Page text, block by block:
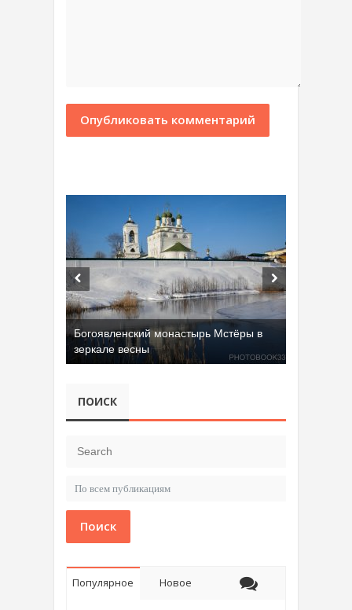
Богоявленский монастырь Мстёры в
зеркале весны
ПОИСК
Поиск
Популярное Новое